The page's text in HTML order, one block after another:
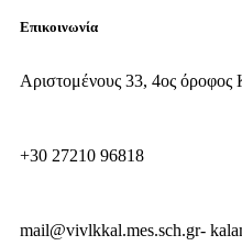
Επικοινωνία
Αριστομένους 33, 4ος
+30 27210 96818
mail@vivlkkal.mes.sch.gr-